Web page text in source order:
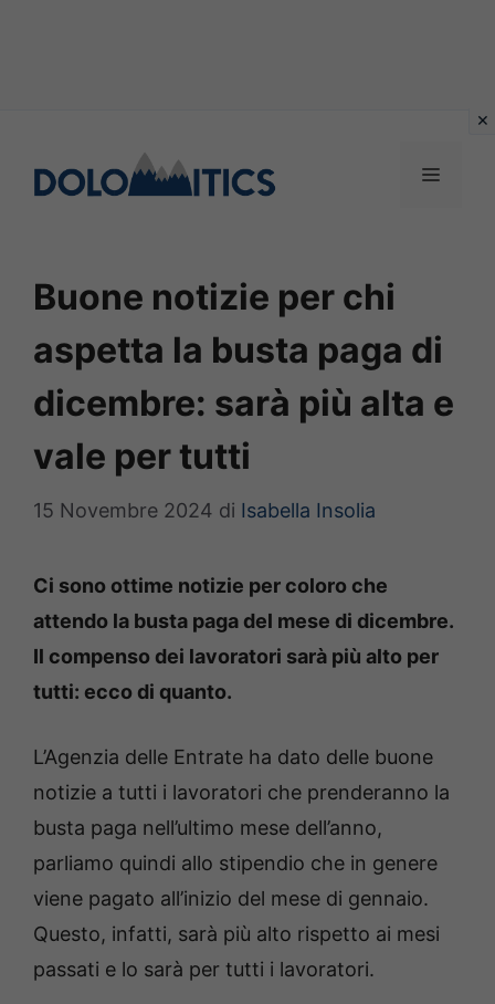
contenuto
MENU
Buone notizie per chi
aspetta la busta paga di
dicembre: sarà più alta e
vale per tutti
15 Novembre 2024 di Isabella Insolia
Ci sono ottime notizie per coloro che
attendo la busta paga del mese di dicembre.
Il compenso dei lavoratori sarà più alto per
tutti: ecco di quanto.
L’Agenzia delle Entrate ha dato delle buone
notizie a tutti i lavoratori che prenderanno la
busta paga nell’ultimo mese dell’anno,
parliamo quindi allo stipendio che in genere
viene pagato all’inizio del mese di gennaio.
Questo, infatti, sarà più alto rispetto ai mesi
passati e lo sarà per tutti i lavoratori.